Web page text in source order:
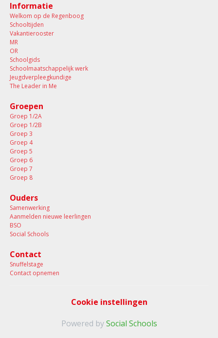
Informatie
Welkom op de Regenboog
Schooltijden
Vakantierooster
MR
OR
Schoolgids
Schoolmaatschappelijk werk
Jeugdverpleegkundige
The Leader in Me
Groepen
Groep 1/2A
Groep 1/2B
Groep 3
Groep 4
Groep 5
Groep 6
Groep 7
Groep 8
Ouders
Samenwerking
Aanmelden nieuwe leerlingen
BSO
Social Schools
Contact
Snuffelstage
Contact opnemen
Cookie instellingen
Powered bySocial Schools